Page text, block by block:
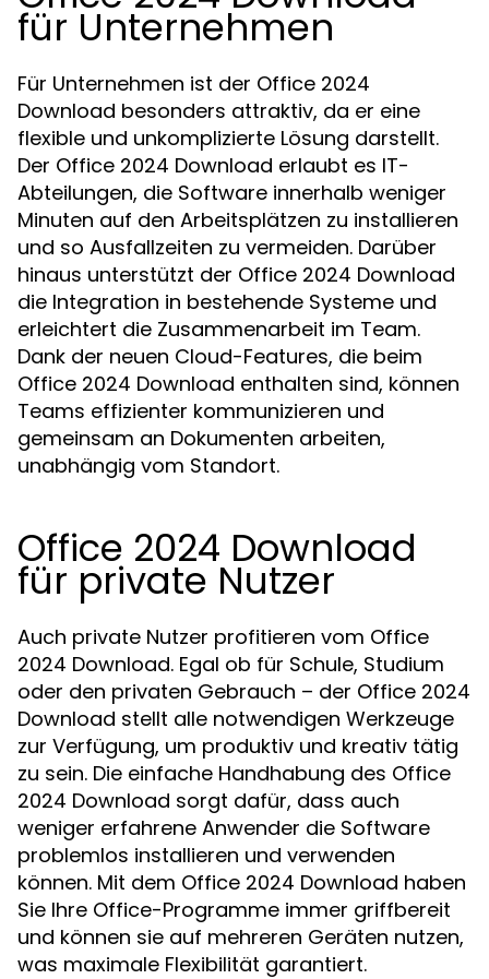
für Unternehmen
Für Unternehmen ist der Office 2024
Download besonders attraktiv, da er eine
flexible und unkomplizierte Lösung darstellt.
Der Office 2024 Download erlaubt es IT-
Abteilungen, die Software innerhalb weniger
Minuten auf den Arbeitsplätzen zu installieren
und so Ausfallzeiten zu vermeiden. Darüber
hinaus unterstützt der Office 2024 Download
die Integration in bestehende Systeme und
erleichtert die Zusammenarbeit im Team.
Dank der neuen Cloud-Features, die beim
Office 2024 Download enthalten sind, können
Teams effizienter kommunizieren und
gemeinsam an Dokumenten arbeiten,
unabhängig vom Standort.
Office 2024 Download
für private Nutzer
Auch private Nutzer profitieren vom Office
2024 Download. Egal ob für Schule, Studium
oder den privaten Gebrauch – der Office 2024
Download stellt alle notwendigen Werkzeuge
zur Verfügung, um produktiv und kreativ tätig
zu sein. Die einfache Handhabung des Office
2024 Download sorgt dafür, dass auch
weniger erfahrene Anwender die Software
problemlos installieren und verwenden
können. Mit dem Office 2024 Download haben
Sie Ihre Office-Programme immer griffbereit
und können sie auf mehreren Geräten nutzen,
was maximale Flexibilität garantiert.